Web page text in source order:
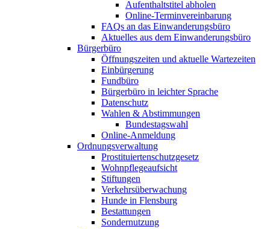
Aufenthaltstitel abholen
Online-Terminvereinbarung
FAQs an das Einwanderungsbüro
Aktuelles aus dem Einwanderungsbüro
Bürgerbüro
Öffnungszeiten und aktuelle Wartezeiten
Einbürgerung
Fundbüro
Bürgerbüro in leichter Sprache
Datenschutz
Wahlen & Abstimmungen
Bundestagswahl
Online-Anmeldung
Ordnungsverwaltung
Prostituiertenschutzgesetz
Wohnpflegeaufsicht
Stiftungen
Verkehrsüberwachung
Hunde in Flensburg
Bestattungen
Sondernutzung